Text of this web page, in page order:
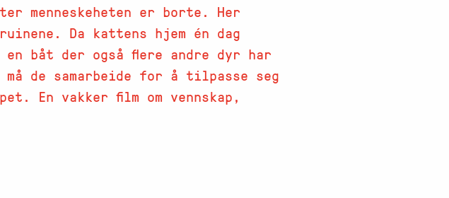
menneskeheten er borte. Her
Da kattens hjem én dag
en båt der også flere andre dyr har
de samarbeide for å tilpasse seg
En vakker film om vennskap,